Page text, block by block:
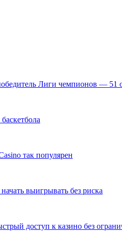
Лиги чемпионов — 51
так популярен
выигрывать без риска
доступ к казино без